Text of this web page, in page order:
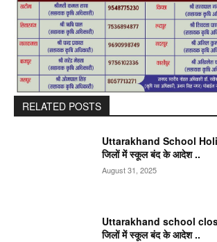
RELATED POSTS
Uttarakhand School
जिलों में स्कूल बंद के आदेश ..
August 31, 2025
Uttarakhand school
जिलों में स्कूल बंद के आदेश ..